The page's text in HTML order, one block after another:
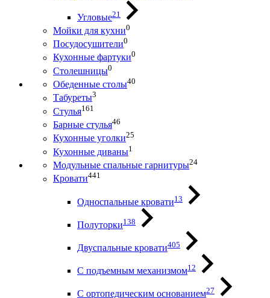
Угловые21
Мойки для кухни0
Посудосушители0
Кухонные фартуки0
Столешницы0
Обеденные столы40
Табуреты3
Стулья161
Барные стулья46
Кухонные уголки25
Кухонные диваны1
Модульные спальные гарнитуры24
Кровати441
Односпальные кровати13
Полуторки138
Двуспальные кровати405
С подъемным механизмом12
С ортопедическим основанием27